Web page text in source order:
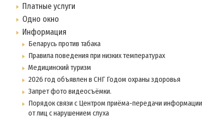
Платные услуги
Одно окно
Информация
Беларусь против табака
Правила поведения при низких температурах
Медицинский туризм
2026 год объявлен в СНГ Годом охраны здоровья
Запрет фото видеосъёмки.
Порядок связи с Центром приёма-передачи информации
от лиц с нарушением слуха